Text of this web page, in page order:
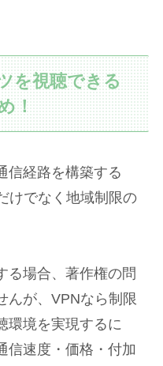
を視聴できる
！
信経路を構築する
けでなく地域制限の
る場合、著作権の問
んが、VPNなら制限
環境を実現するに
信速度・価格・付加